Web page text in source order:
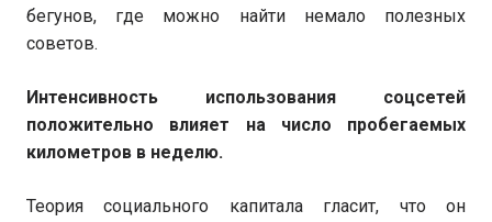
бегунов, где можно найти немало полезных
советов.
Интенсивность использования соцсетей
положительно влияет на число пробегаемых
километров в неделю.
Теория социального капитала гласит, что он